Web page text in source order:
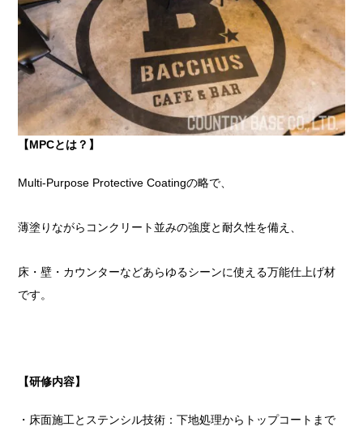
【MPCとは？】
Multi-Purpose Protective Coatingの略で、
薄塗りながらコンクリート並みの強度と耐久性を備え、
床・壁・カウンターなどあらゆるシーンに使える万能仕上げ材
です。
【研修内容】
・床面施工とステンシル技術：下地処理からトップコートまで